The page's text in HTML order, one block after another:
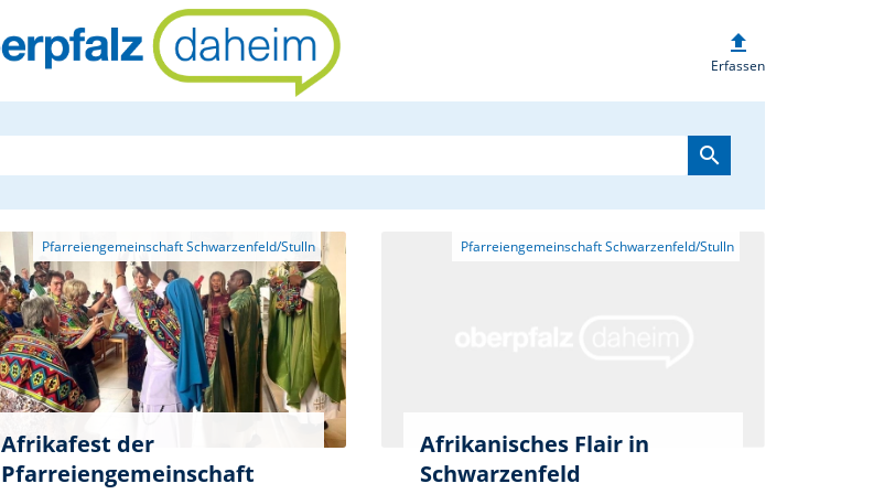
oberpfalzdaheim.de
upload
Erfassen
search
Pfarreiengemeinschaft Schwarzenfeld/Stulln
Afrikafest der
Pfarreiengemeinschaft
Pfarreiengemeinschaft Schwarzenfeld/Stulln
Afrikanisches Flair in
Schwarzenfeld